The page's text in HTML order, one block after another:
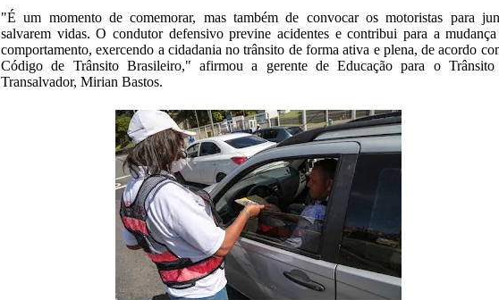
"É um momento de comemorar, mas também de convocar os motoristas para
salvarem vidas. O condutor defensivo previne acidentes e contribui para a
comportamento, exercendo a cidadania no trânsito de forma ativa e plena, de acordo
Código de Trânsito Brasileiro," afirmou a gerente de Educação para o Trânsito
Transalvador, Mirian Bastos.